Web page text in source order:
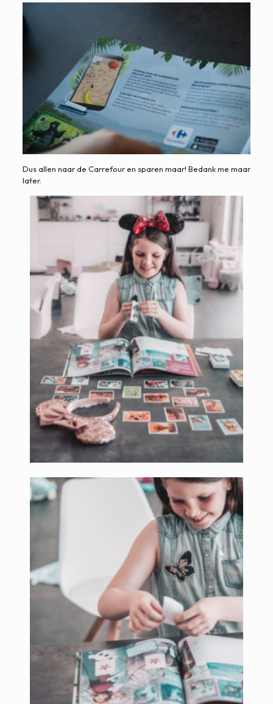
Dus allen naar de Carrefour en sparen maar! Bedank me maar
later.